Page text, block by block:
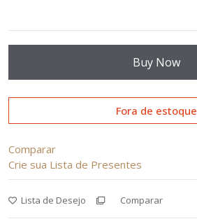
Buy Now
Fora de estoque
Comparar
Crie sua Lista de Presentes
Lista de Desejo Comparar